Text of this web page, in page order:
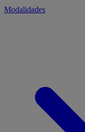
Modalidades